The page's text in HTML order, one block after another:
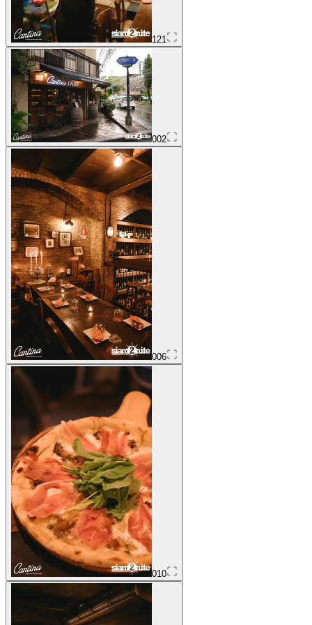
121
002
006
010